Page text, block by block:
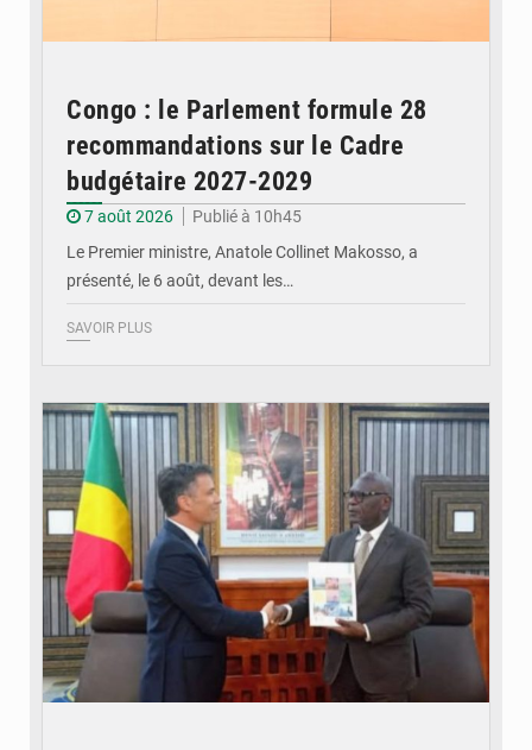
Congo : le Parlement formule 28
recommandations sur le Cadre
budgétaire 2027-2029
7 août 2026
Publié à 10h45
Le Premier ministre, Anatole Collinet Makosso, a
présenté, le 6 août, devant les…
SAVOIR PLUS